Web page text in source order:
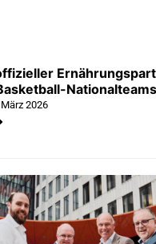
Nationalteams
2026